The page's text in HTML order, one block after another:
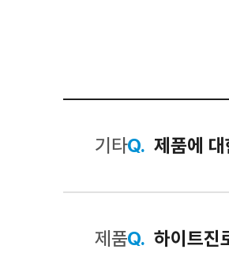
기타Q. 제품에
제품Q. 하이트진